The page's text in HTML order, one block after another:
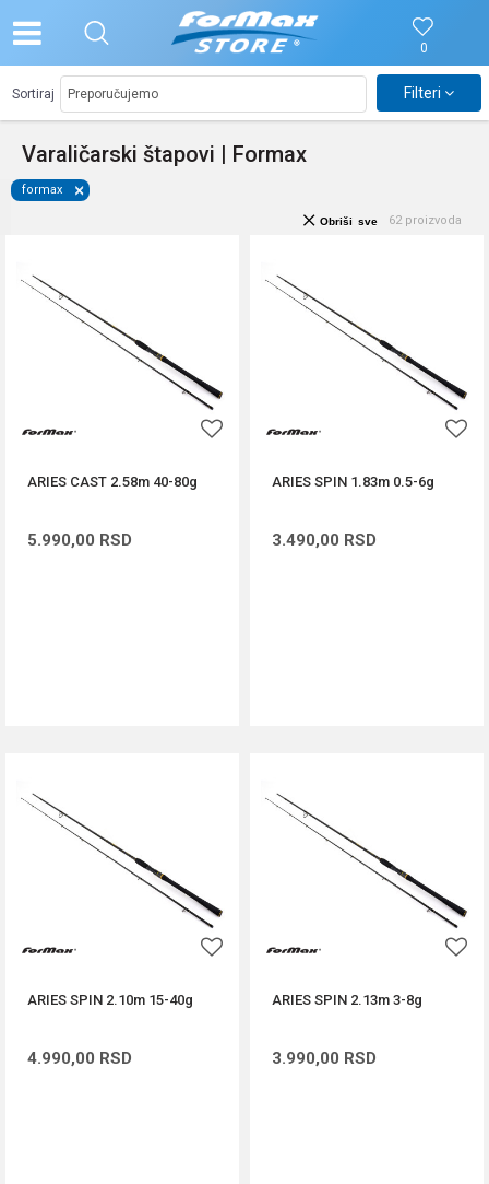
0
Varaličarski štapovi | Formax
Sortiraj Filteri
formax
62 proizvoda
Obriši sve
ARIES CAST 2.58m 40-80g
5.990,00 RSD
ARIES SPIN 1.83m 0.5-6g
3.490,00 RSD
ARIES SPIN 2.10m 15-40g
4.990,00 RSD
ARIES SPIN 2.13m 3-8g
3.990,00 RSD